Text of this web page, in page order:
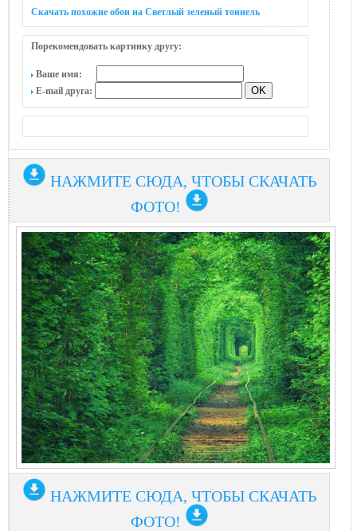
Скачать похожие обои на Светлый зеленый тоннель
Порекомендовать картинку другу:
Ваше имя:
E-mail друга:
НАЖМИТЕ СЮДА, ЧТОБЫ СКАЧАТЬ
ФОТО!
НАЖМИТЕ СЮДА, ЧТОБЫ СКАЧАТЬ
ФОТО!